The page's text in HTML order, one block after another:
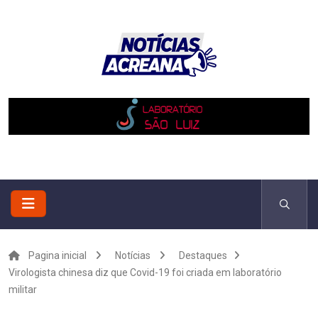
Pagina inicial Notícias
Destaques
Virologista chinesa diz que Covid-19 foi criada em laboratório
militar